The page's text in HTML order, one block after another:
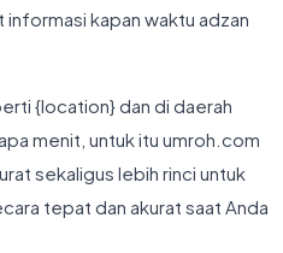
kapan waktu adzan
{location} dan di daerah
menit, untuk itu umroh.com
sekaligus lebih rinci untuk
tepat dan akurat saat Anda